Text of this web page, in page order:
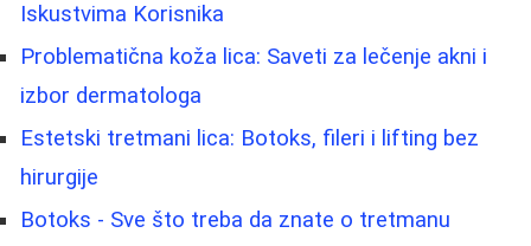
Iskustvima Korisnika
Problematična koža lica: Saveti za lečenje akni i
izbor dermatologa
Estetski tretmani lica: Botoks, fileri i lifting bez
hirurgije
Botoks - Sve što treba da znate o tretmanu